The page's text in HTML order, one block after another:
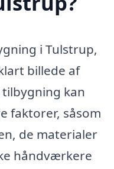
i Tulstrup,
billede af
kan
faktorer, såsom
de materialer
håndværkere